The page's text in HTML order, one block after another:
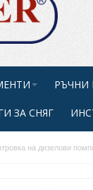
РЪЧНИ
ЗА СНЯГ
на дизелови